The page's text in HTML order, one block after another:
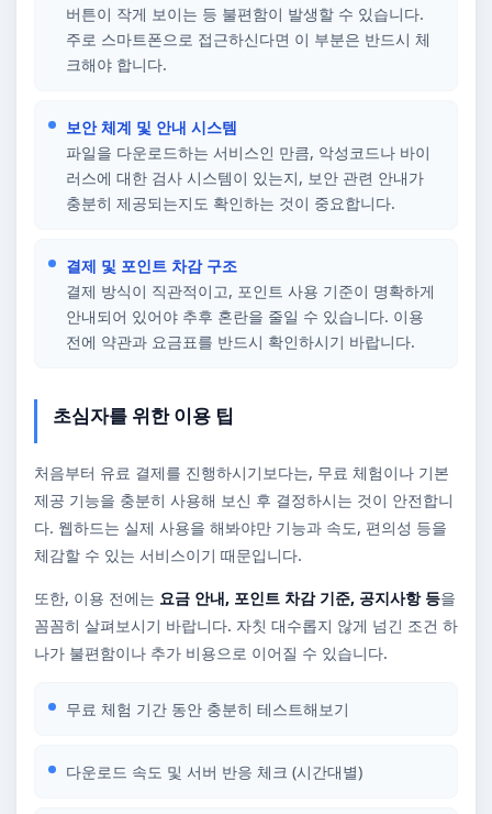
버튼이 작게 보이는 등 불편함이 발생할 수 있습니다.
주로 스마트폰으로 접근하신다면 이 부분은 반드시 체
크해야 합니다.
보안 체계 및 안내 시스템
파일을 다운로드하는 서비스인 만큼, 악성코드나 바이
러스에 대한 검사 시스템이 있는지, 보안 관련 안내가
충분히 제공되는지도 확인하는 것이 중요합니다.
결제 및 포인트 차감 구조
결제 방식이 직관적이고, 포인트 사용 기준이 명확하게
안내되어 있어야 추후 혼란을 줄일 수 있습니다. 이용
전에 약관과 요금표를 반드시 확인하시기 바랍니다.
초심자를 위한 이용 팁
처음부터 유료 결제를 진행하시기보다는, 무료 체험이나 기본
제공 기능을 충분히 사용해 보신 후 결정하시는 것이 안전합니
다. 웹하드는 실제 사용을 해봐야만 기능과 속도, 편의성 등을
체감할 수 있는 서비스이기 때문입니다.
또한, 이용 전에는 요금 안내, 포인트 차감 기준, 공지사항 등을
꼼꼼히 살펴보시기 바랍니다. 자칫 대수롭지 않게 넘긴 조건 하
나가 불편함이나 추가 비용으로 이어질 수 있습니다.
무료 체험 기간 동안 충분히 테스트해보기
다운로드 속도 및 서버 반응 체크 (시간대별)